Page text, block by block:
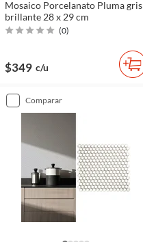
Mosaico Porcelanato Pluma gris
brillante 28 x 29 cm
(0)
$349 c/u
comparar